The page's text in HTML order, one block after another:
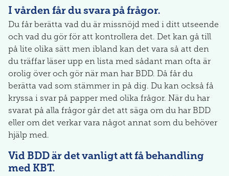
I vården får du svara på frågor.
Du får berätta vad du är missnöjd med i ditt utseende
och vad du gör för att kontrollera det. Det kan gå till
på lite olika sätt men ibland kan det vara så att den
du träffar läser upp en lista med sådant man ofta är
orolig över och gör när man har BDD. Då får du
berätta vad som stämmer in på dig. Du kan också få
kryssa i svar på papper med olika frågor. När du har
svarat på alla frågor går det att säga om du har BDD
eller om det verkar vara något annat som du behöver
hjälp med.
Vid BDD är det vanligt att få behandling
med KBT.